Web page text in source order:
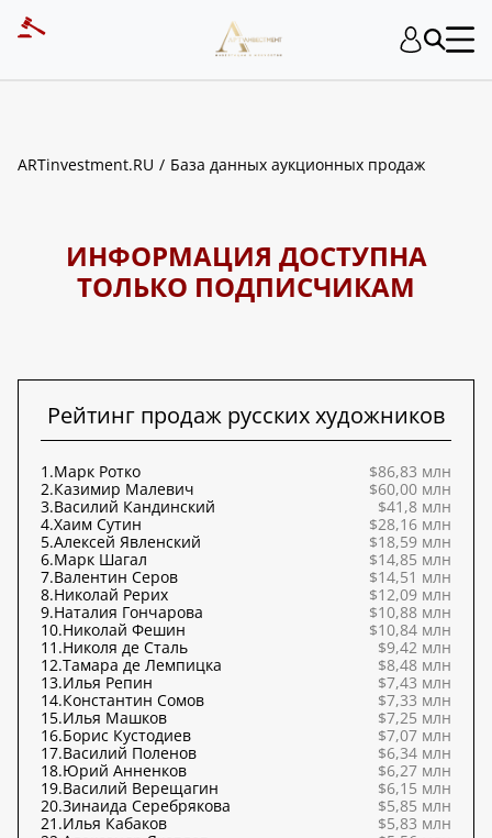
ARTinvestment.RU База данных аукционных продаж
ИНФОРМАЦИЯ ДОСТУПНА
ТОЛЬКО ПОДПИСЧИКАМ
Рейтинг продаж русских художников
1.Марк Ротко
$86,83 млн
2.Казимир Малевич
$60,00 млн
3.Василий Кандинский
$41,8 млн
4.Хаим Сутин
$28,16 млн
5.Алексей Явленский
$18,59 млн
6.Марк Шагал
$14,85 млн
7.Валентин Серов
$14,51 млн
8.Николай Рерих
$12,09 млн
9.Наталия Гончарова
$10,88 млн
10.Николай Фешин
$10,84 млн
11.Николя де Сталь
$9,42 млн
12.Тамара де Лемпицка
$8,48 млн
13.Илья Репин
$7,43 млн
14.Константин Сомов
$7,33 млн
15.Илья Машков
$7,25 млн
16.Борис Кустодиев
$7,07 млн
17.Василий Поленов
$6,34 млн
18.Юрий Анненков
$6,27 млн
19.Василий Верещагин
$6,15 млн
20.Зинаида Серебрякова
$5,85 млн
21.Илья Кабаков
$5,83 млн